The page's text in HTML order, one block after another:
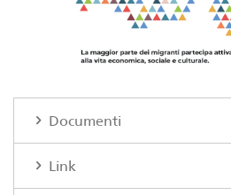
Documenti
Link